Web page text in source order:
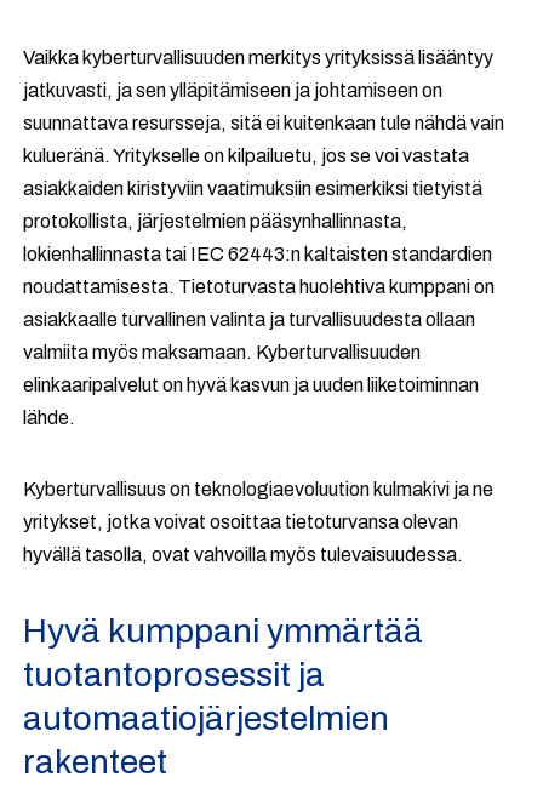
Vaikka kyberturvallisuuden merkitys yrityksissä lisääntyy
jatkuvasti, ja sen ylläpitämiseen ja johtamiseen on
suunnattava resursseja, sitä ei kuitenkaan tule nähdä vain
kulueränä. Yritykselle on kilpailuetu, jos se voi vastata
asiakkaiden kiristyviin vaatimuksiin esimerkiksi tietyistä
protokollista, järjestelmien pääsynhallinnasta,
lokienhallinnasta tai IEC 62443:n kaltaisten standardien
noudattamisesta. Tietoturvasta huolehtiva kumppani on
asiakkaalle turvallinen valinta ja turvallisuudesta ollaan
valmiita myös maksamaan. Kyberturvallisuuden
elinkaaripalvelut on hyvä kasvun ja uuden liiketoiminnan
lähde.
Kyberturvallisuus on teknologiaevoluution kulmakivi ja ne
yritykset, jotka voivat osoittaa tietoturvansa olevan
hyvällä tasolla, ovat vahvoilla myös tulevaisuudessa.
Hyvä kumppani ymmärtää
tuotantoprosessit ja
automaatiojärjestelmien
rakenteet